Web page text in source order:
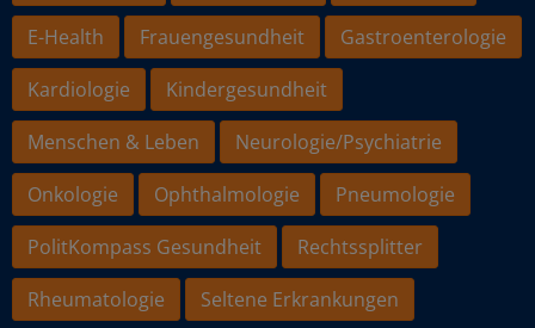
E-Health
Frauengesundheit
Gastroenterologie
Kardiologie
Kindergesundheit
Menschen & Leben
Neurologie/Psychiatrie
Onkologie
Ophthalmologie
Pneumologie
PolitKompass Gesundheit
Rechtssplitter
Rheumatologie
Seltene Erkrankungen